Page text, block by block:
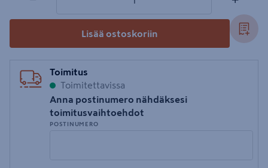
Lisää ostoskoriin
Toimitus
Toimitettavissa
Anna postinumero nähdäksesi
toimitusvaihtoehdot
POSTINUMERO